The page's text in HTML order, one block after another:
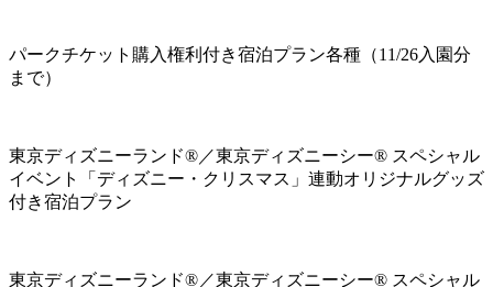
パークチケット購入権利付き宿泊プラン各種（11/26入園分
まで）
東京ディズニーランド®／東京ディズニーシー® スペシャル
イベント「ディズニー・クリスマス」連動オリジナルグッズ
付き宿泊プラン
東京ディズニーランド®／東京ディズニーシー® スペシャル